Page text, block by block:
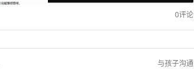
0评论
与孩子沟通